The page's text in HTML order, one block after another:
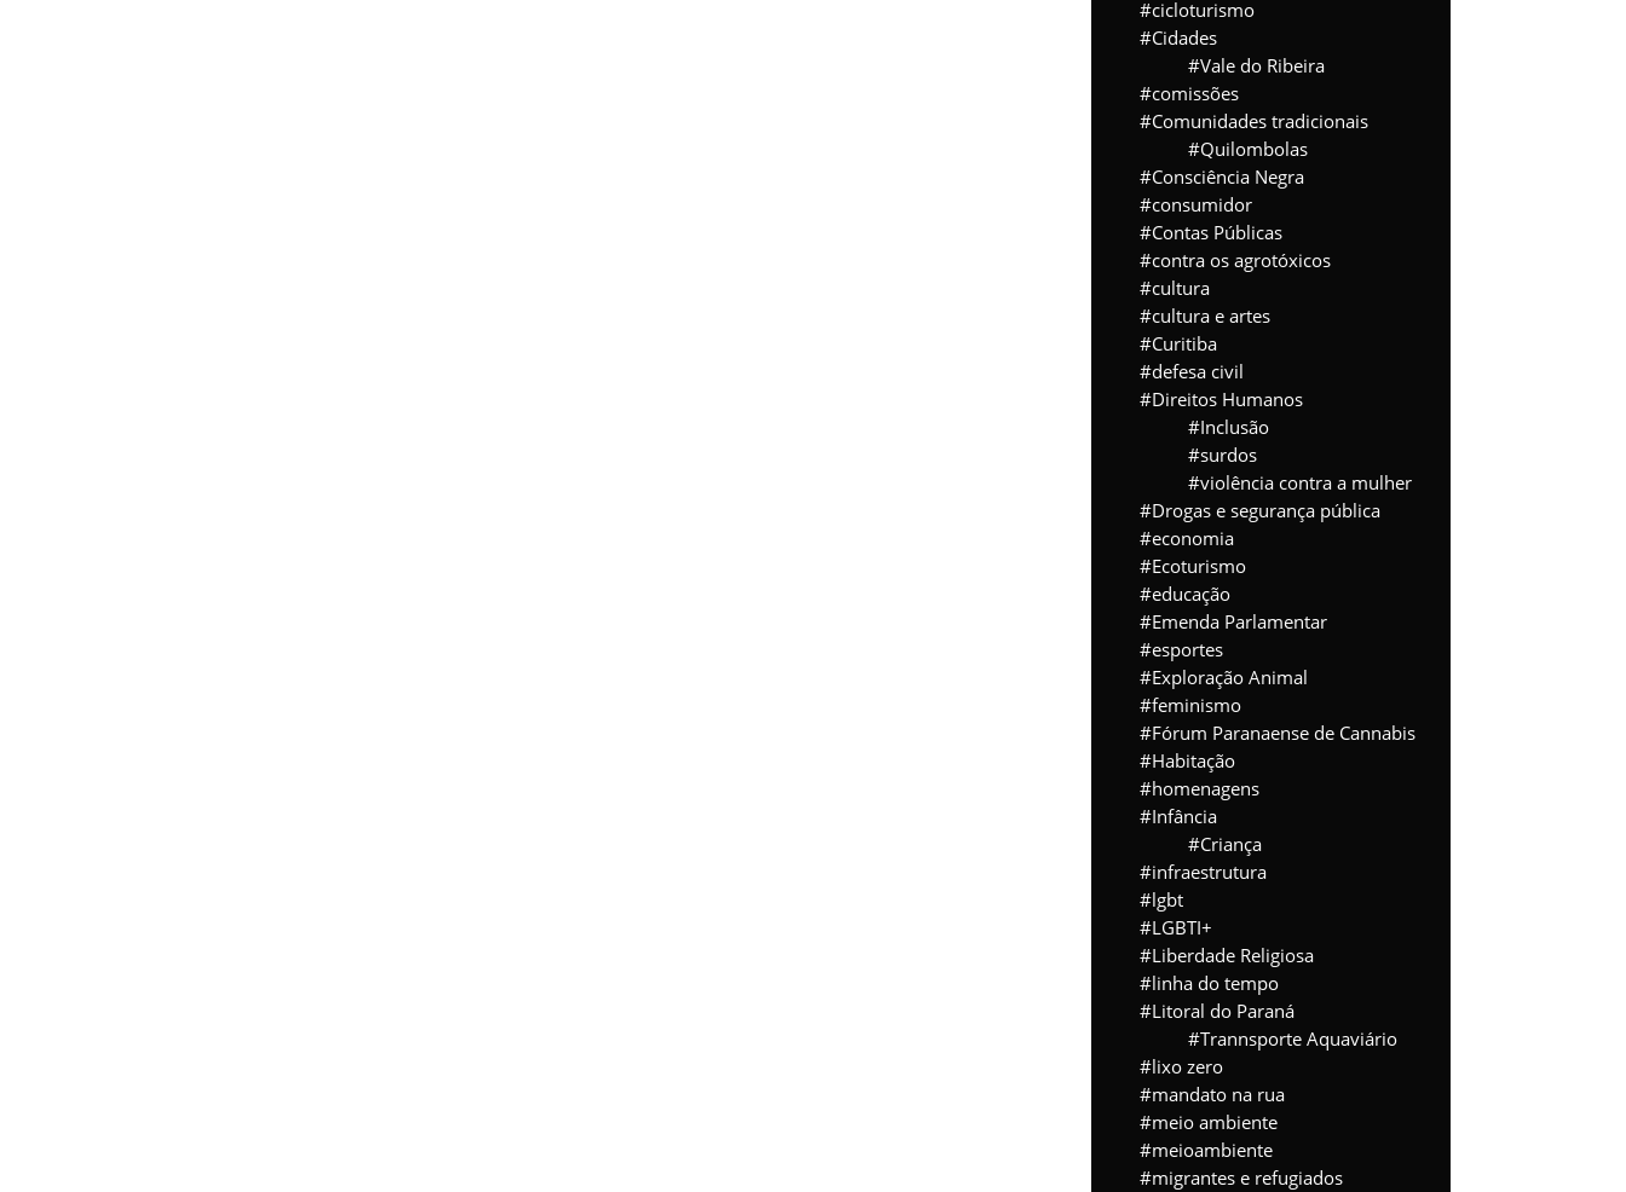
cicloturismo
Cidades
Vale do Ribeira
comissões
Comunidades tradicionais
Quilombolas
Consciência Negra
consumidor
Contas Públicas
contra os agrotóxicos
cultura
cultura e artes
Curitiba
defesa civil
Direitos Humanos
Inclusão
surdos
violência contra a mulher
Drogas e segurança pública
economia
Ecoturismo
educação
Emenda Parlamentar
esportes
Exploração Animal
feminismo
Fórum Paranaense de Cannabis
Habitação
homenagens
Infância
Criança
infraestrutura
lgbt
LGBTI+
Liberdade Religiosa
linha do tempo
Litoral do Paraná
Trannsporte Aquaviário
lixo zero
mandato na rua
meio ambiente
meioambiente
migrantes e refugiados